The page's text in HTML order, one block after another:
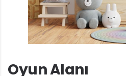
Oyun Alanı